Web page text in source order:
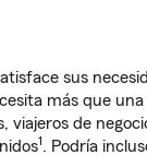
sus
más que
de
1. Podría